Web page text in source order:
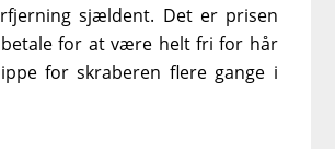
sjældent. Det er prisen
for at være helt fri for hår
for skraberen flere gange i